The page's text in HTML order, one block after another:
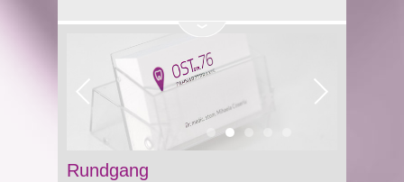
Rundgang